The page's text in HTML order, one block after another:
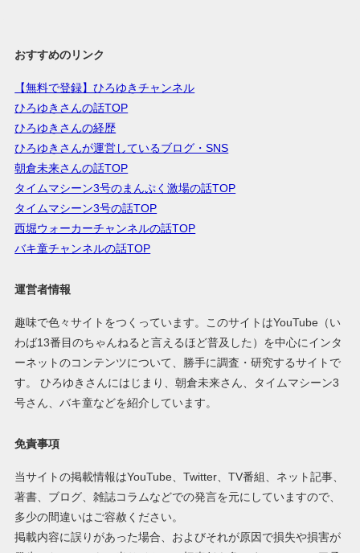
おすすめのリンク
【無料で登録】ひろゆきチャンネル
ひろゆきさんの話TOP
ひろゆきさんの経歴
ひろゆきさんが運営しているブログ・SNS
朝倉未来さんの話TOP
タイムマシーン3号のまんぷく激場の話TOP
タイムマシーン3号の話TOP
西堀ウォーカーチャンネルの話TOP
バキ童チャンネルの話TOP
運営者情報
趣味で色々サイトをつくっています。このサイトはYouTube（い
わば13番目のちゃんねると言えるほど普及した）を中心にインタ
ーネットのコンテンツについて、勝手に調査・研究するサイトで
す。 ひろゆきさんにはじまり、朝倉未来さん、タイムマシーン3
号さん、バキ童などを紹介しています。
免責事項
当サイトの掲載情報はYouTube、Twitter、TV番組、ネット記事、
著書、ブログ、雑誌コラムなどでの発言を元にしていますので、
多少の間違いはご容赦ください。
掲載内容に誤りがあった場合、およびそれが原因で損失や損害が